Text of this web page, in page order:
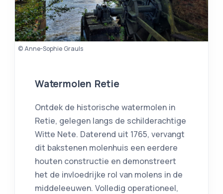
© Anne-Sophie Grauls
Watermolen Retie
Ontdek de historische watermolen in
Retie, gelegen langs de schilderachtige
Witte Nete. Daterend uit 1765, vervangt
dit bakstenen molenhuis een eerdere
houten constructie en demonstreert
het de invloedrijke rol van molens in de
middeleeuwen. Volledig operationeel,